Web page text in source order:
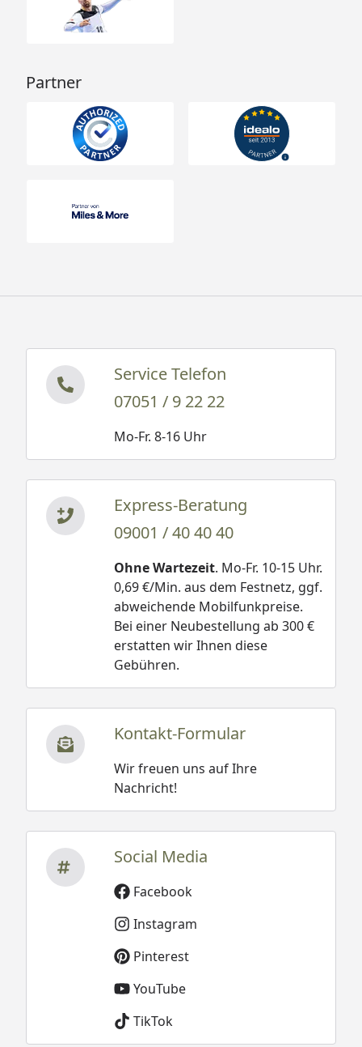
Partner
Service Telefon
07051 / 9 22 22
Mo-Fr. 8-16 Uhr
Express-Beratung
09001 / 40 40 40
Ohne Wartezeit. Mo-Fr. 10-15 Uhr.
0,69 €/Min. aus dem Festnetz, ggf.
abweichende Mobilfunkpreise.
Bei einer Neubestellung ab 300 €
erstatten wir Ihnen diese
Gebühren.
Kontakt-Formular
Wir freuen uns auf Ihre
Nachricht!
Social Media
Facebook
Instagram
Pinterest
YouTube
TikTok